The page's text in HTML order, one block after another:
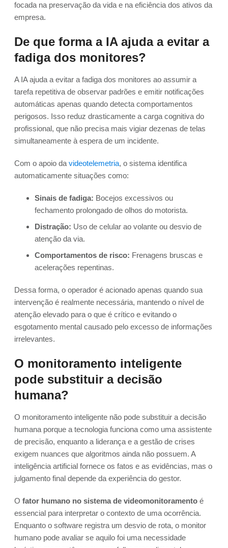
focada na preservação da vida e na eficiência dos ativos da
empresa.
De que forma a IA ajuda a evitar a
fadiga dos monitores?
A IA ajuda a evitar a fadiga dos monitores ao assumir a
tarefa repetitiva de observar padrões e emitir notificações
automáticas apenas quando detecta comportamentos
perigosos. Isso reduz drasticamente a carga cognitiva do
profissional, que não precisa mais vigiar dezenas de telas
simultaneamente à espera de um incidente.
Com o apoio da videotelemetria, o sistema identifica
automaticamente situações como:
Sinais de fadiga: Bocejos excessivos ou
fechamento prolongado de olhos do motorista.
Distração: Uso de celular ao volante ou desvio de
atenção da via.
Comportamentos de risco: Frenagens bruscas e
acelerações repentinas.
Dessa forma, o operador é acionado apenas quando sua
intervenção é realmente necessária, mantendo o nível de
atenção elevado para o que é crítico e evitando o
esgotamento mental causado pelo excesso de informações
irrelevantes.
O monitoramento inteligente
pode substituir a decisão
humana?
O monitoramento inteligente não pode substituir a decisão
humana porque a tecnologia funciona como uma assistente
de precisão, enquanto a liderança e a gestão de crises
exigem nuances que algoritmos ainda não possuem. A
inteligência artificial fornece os fatos e as evidências, mas o
julgamento final depende da experiência do gestor.
O fator humano no sistema de videomonitoramento é
essencial para interpretar o contexto de uma ocorrência.
Enquanto o software registra um desvio de rota, o monitor
humano pode avaliar se aquilo foi uma necessidade